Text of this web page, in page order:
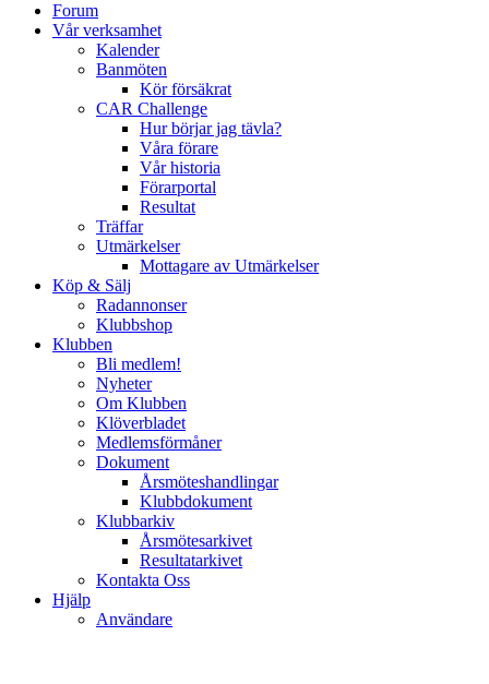
Forum
Vår verksamhet
Kalender
Banmöten
Kör försäkrat
CAR Challenge
Hur börjar jag tävla?
Våra förare
Vår historia
Förarportal
Resultat
Träffar
Utmärkelser
Mottagare av Utmärkelser
Köp & Sälj
Radannonser
Klubbshop
Klubben
Bli medlem!
Nyheter
Om Klubben
Klöverbladet
Medlemsförmåner
Dokument
Årsmöteshandlingar
Klubbdokument
Klubbarkiv
Årsmötesarkivet
Resultatarkivet
Kontakta Oss
Hjälp
Användare